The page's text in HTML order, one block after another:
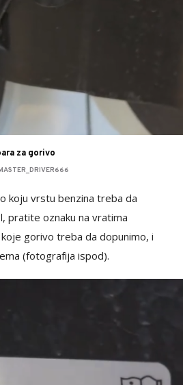
za gorivo
koju vrstu benzina treba da
pratite oznaku na vratima
gorivo treba da dopunimo, i
(fotografija ispod).